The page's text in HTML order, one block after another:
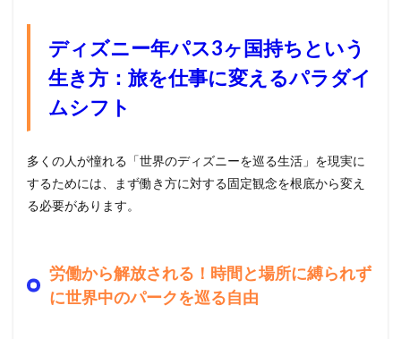
ディズニー年パス3ヶ国持ちという
生き方：旅を仕事に変えるパラダイ
ムシフト
多くの人が憧れる「世界のディズニーを巡る生活」を現実に
するためには、まず働き方に対する固定観念を根底から変え
る必要があります。
労働から解放される！時間と場所に縛られず
に世界中のパークを巡る自由